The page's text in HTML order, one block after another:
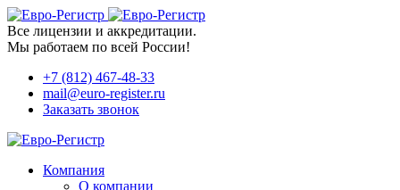
Все лицензии и аккредитации.
Мы работаем по всей России!
+7 (812) 467-48-33
mail@euro-register.ru
Заказать звонок
Компания
О компании